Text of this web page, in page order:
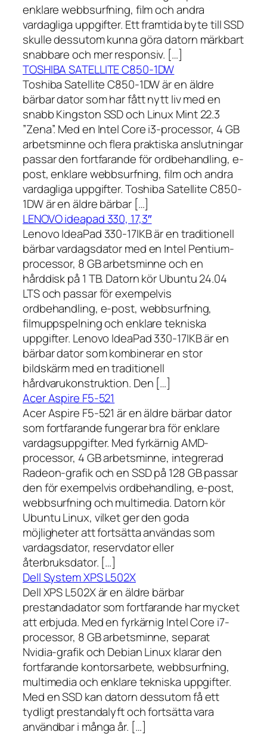
enklare webbsurfning, film och andra
vardagliga uppgifter. Ett framtida byte till SSD
skulle dessutom kunna göra datorn märkbart
snabbare och mer responsiv. […]
TOSHIBA SATELLITE C850-1DW
Toshiba Satellite C850-1DW är en äldre
bärbar dator som har fått nytt liv med en
snabb Kingston SSD och Linux Mint 22.3
”Zena”. Med en Intel Core i3-processor, 4 GB
arbetsminne och flera praktiska anslutningar
passar den fortfarande för ordbehandling, e-
post, enklare webbsurfning, film och andra
vardagliga uppgifter. Toshiba Satellite C850-
1DW är en äldre bärbar […]
LENOVO ideapad 330, 17,3″
Lenovo IdeaPad 330-17IKB är en traditionell
bärbar vardagsdator med en Intel Pentium-
processor, 8 GB arbetsminne och en
hårddisk på 1 TB. Datorn kör Ubuntu 24.04
LTS och passar för exempelvis
ordbehandling, e-post, webbsurfning,
filmuppspelning och enklare tekniska
uppgifter. Lenovo IdeaPad 330-17IKB är en
bärbar dator som kombinerar en stor
bildskärm med en traditionell
hårdvarukonstruktion. Den […]
Acer Aspire F5-521
Acer Aspire F5-521 är en äldre bärbar dator
som fortfarande fungerar bra för enklare
vardagsuppgifter. Med fyrkärnig AMD-
processor, 4 GB arbetsminne, integrerad
Radeon-grafik och en SSD på 128 GB passar
den för exempelvis ordbehandling, e-post,
webbsurfning och multimedia. Datorn kör
Ubuntu Linux, vilket ger den goda
möjligheter att fortsätta användas som
vardagsdator, reservdator eller
återbruksdator. […]
Dell System XPS L502X
Dell XPS L502X är en äldre bärbar
prestandadator som fortfarande har mycket
att erbjuda. Med en fyrkärnig Intel Core i7-
processor, 8 GB arbetsminne, separat
Nvidia-grafik och Debian Linux klarar den
fortfarande kontorsarbete, webbsurfning,
multimedia och enklare tekniska uppgifter.
Med en SSD kan datorn dessutom få ett
tydligt prestandalyft och fortsätta vara
användbar i många år. […]